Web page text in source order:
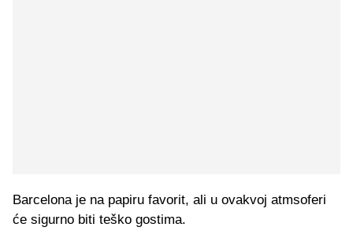
Barcelona je na papiru favorit, ali u ovakvoj atmsoferi
će sigurno biti teško gostima.